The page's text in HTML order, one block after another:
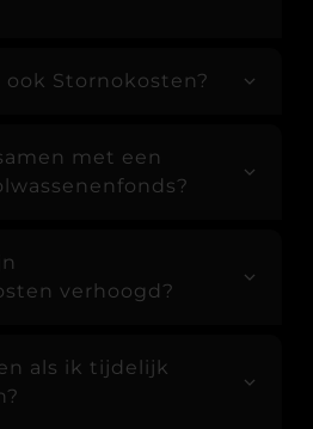
Stornokosten?
met een
verhoogd?
als ik tijdelijk